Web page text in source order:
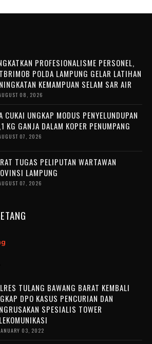
PROFESIONALISME PERSONEL,
POLDA LAMPUNG GELAR LATIHAN
KEMAMPUAN SELAM SAR AIR
08, 2026
CUKAI UNGKAP MODUS PENYELUNDUPAN
KG GANJA DALAM KOPER PENUMPANG
07, 2026
TUGAS PELIPUTAN WARTAWAN
LAMPUNG
07, 2026
TULANG BAWANG BARAT KEMBALI
DPO KASUS PENCURIAN DAN
SPESIALIS TOWER
03, 2022